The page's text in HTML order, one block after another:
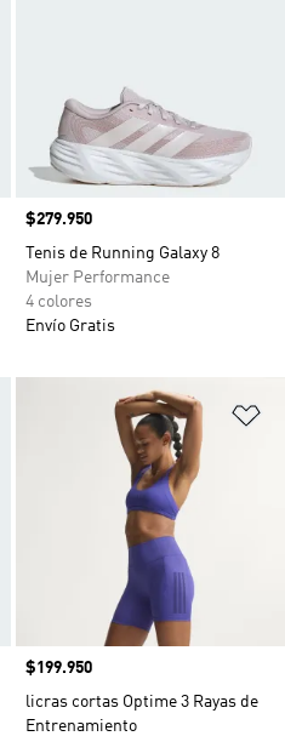
Precio
$279.950
Tenis de Running Galaxy 8
Mujer Performance
4 colores
Envío Gratis
Añadir a la lista de deseos
Precio
$199.950
licras cortas Optime 3 Rayas de
Entrenamiento